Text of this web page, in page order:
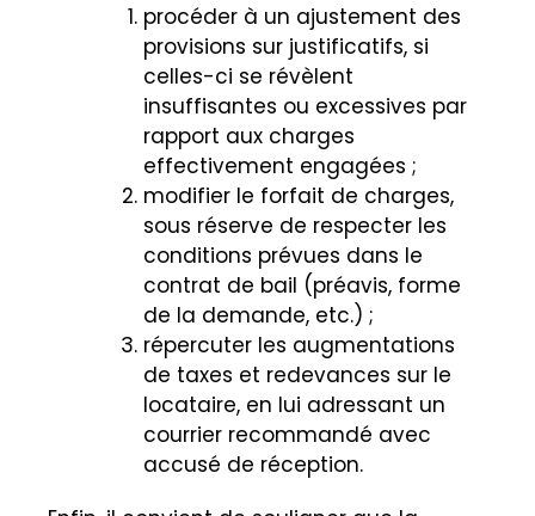
procéder à un ajustement des
provisions sur justificatifs, si
celles-ci se révèlent
insuffisantes ou excessives par
rapport aux charges
effectivement engagées ;
modifier le forfait de charges,
sous réserve de respecter les
conditions prévues dans le
contrat de bail (préavis, forme
de la demande, etc.) ;
répercuter les augmentations
de taxes et redevances sur le
locataire, en lui adressant un
courrier recommandé avec
accusé de réception.